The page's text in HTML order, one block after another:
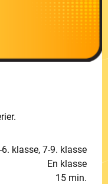
6. klasse, 7-9. klasse
En klasse
15 min.